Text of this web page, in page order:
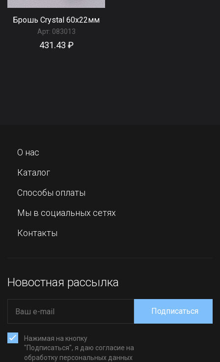
Брошь Сrystal 60x22мм
Арт: 083013
431.43 ₽
О нас
Каталог
Способы оплаты
Мы в социальных сетях
Контакты
Новостная рассылка
Нажимая на кнопку
"Подписаться", я даю согласие на
обработку персональных данных
Подписаться